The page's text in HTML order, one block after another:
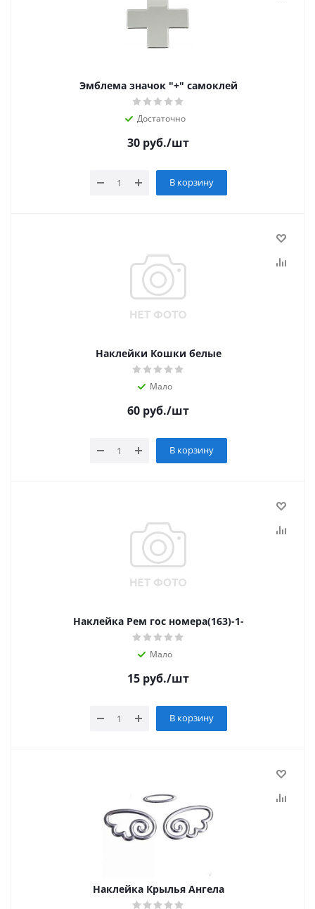
Эмблема значок "+" самоклей
Достаточно
30 руб./шт
В корзину
Наклейки Кошки белые
Мало
60 руб./шт
В корзину
Наклейка Рем гос номера(163)-1-
Мало
15 руб./шт
В корзину
Наклейка Крылья Ангела